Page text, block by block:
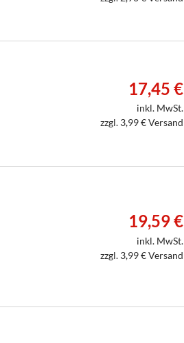
17,45 €
inkl. MwSt.
zzgl. 3,99 € Versand
19,59 €
inkl. MwSt.
zzgl. 3,99 € Versand